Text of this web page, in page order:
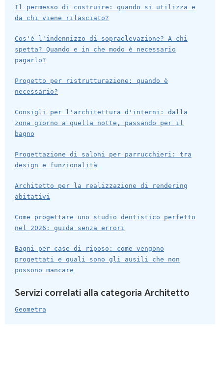
Il permesso di costruire: quando si utilizza e
da chi viene rilasciato?
Cos'è l'indennizzo di sopraelevazione? A chi
spetta? Quando e in che modo è necessario
pagarlo?
Progetto per ristrutturazione: quando è
necessario?
Consigli per l'architettura d'interni: dalla
zona giorno a quella notte, passando per il
bagno
Progettazione di saloni per parrucchieri: tra
design e funzionalità
Architetto per la realizzazione di rendering
abitativi
Come progettare uno studio dentistico perfetto
nel 2026: guida senza errori
Bagni per case di riposo: come vengono
progettati e quali sono gli ausili che non
possono mancare
Servizi correlati alla categoria Architetto
Geometra